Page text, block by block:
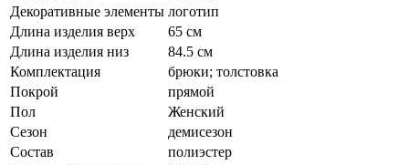
Декоративные элементы логотип
Длина изделия верх
65 см
Длина изделия низ
84.5 см
Комплектация
брюки; толстовка
Покрой
прямой
Пол
Женский
Сезон
демисезон
Состав
полиэстер